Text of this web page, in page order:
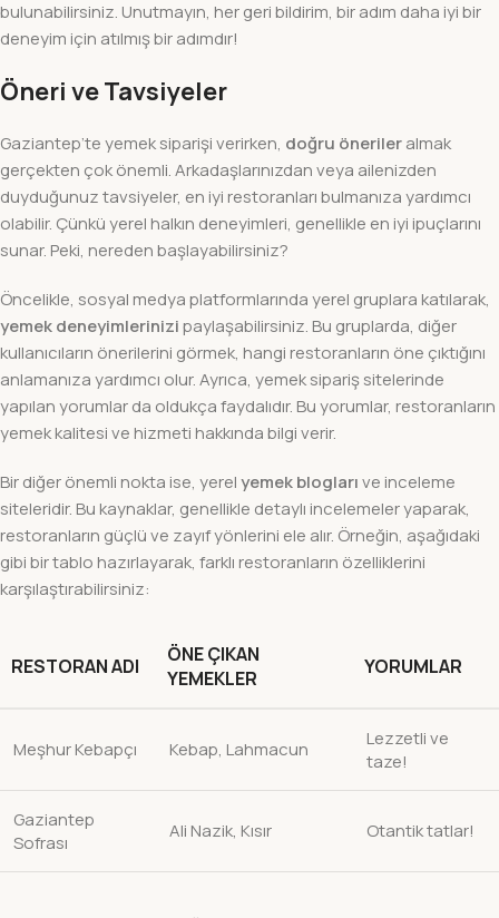
bulunabilirsiniz. Unutmayın, her geri bildirim, bir adım daha iyi bir
deneyim için atılmış bir adımdır!
Öneri ve Tavsiyeler
Gaziantep’te yemek siparişi verirken, doğru önerileralmak
gerçekten çok önemli. Arkadaşlarınızdan veya ailenizden
duyduğunuz tavsiyeler, en iyi restoranları bulmanıza yardımcı
olabilir. Çünkü yerel halkın deneyimleri, genellikle en iyi ipuçlarını
sunar. Peki, nereden başlayabilirsiniz?
Öncelikle, sosyal medya platformlarında yerel gruplara katılarak,
yemek deneyimlerinizipaylaşabilirsiniz. Bu gruplarda, diğer
kullanıcıların önerilerini görmek, hangi restoranların öne çıktığını
anlamanıza yardımcı olur. Ayrıca, yemek sipariş sitelerinde
yapılan yorumlar da oldukça faydalıdır. Bu yorumlar, restoranların
yemek kalitesi ve hizmeti hakkında bilgi verir.
Bir diğer önemli nokta ise, yerelyemek bloglarıve inceleme
siteleridir. Bu kaynaklar, genellikle detaylı incelemeler yaparak,
restoranların güçlü ve zayıf yönlerini ele alır. Örneğin, aşağıdaki
gibi bir tablo hazırlayarak, farklı restoranların özelliklerini
karşılaştırabilirsiniz:
RESTORAN ADI
ÖNE ÇIKAN
YEMEKLER
YORUMLAR
Meşhur Kebapçı Kebap, Lahmacun
Lezzetli ve
taze!
Gaziantep
Sofrası
Ali Nazik, Kısır Otantik tatlar!